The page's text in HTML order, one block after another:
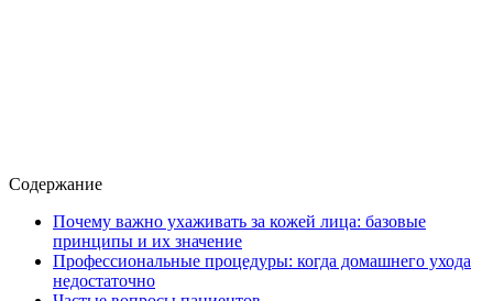
Содержание
Почему важно ухаживать за кожей лица: базовые
принципы и их значение
Профессиональные процедуры: когда домашнего ухода
недостаточно